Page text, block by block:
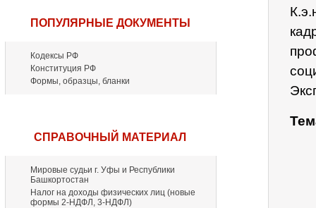
ПОПУЛЯРНЫЕ ДОКУМЕНТЫ
Кодексы РФ
Конституция РФ
Формы, образцы, бланки
СПРАВОЧНЫЙ МАТЕРИАЛ
Мировые судьи г. Уфы и Республики
Башкортостан
Налог на доходы физических лиц (новые
формы 2-НДФЛ, 3-НДФЛ)